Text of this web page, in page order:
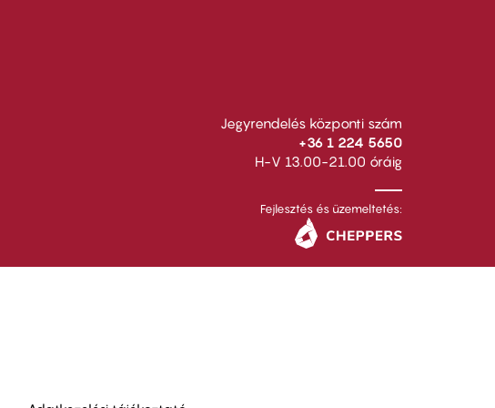
Jegyrendelés központi szám
+36 1 224 5650
H-V 13.00-21.00 óráig
Fejlesztés és üzemeltetés: